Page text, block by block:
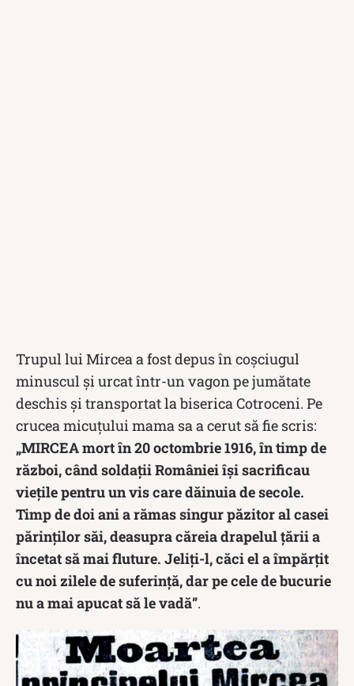
Trupul lui Mircea a fost depus în coşciugul
minuscul şi urcat într-un vagon pe jumătate
deschis şi transportat la biserica Cotroceni. Pe
crucea micuțului mama sa a cerut să fie scris:
„MIRCEA mort în 20 octombrie 1916, în timp de
război, când soldații României își sacrificau
viețile pentru un vis care dăinuia de secole.
Timp de doi ani a rămas singur păzitor al casei
părinților săi, deasupra căreia drapelul țării a
încetat să mai fluture. Jeliţi-l, căci el a împărţit
cu noi zilele de suferinţă, dar pe cele de bucurie
nu a mai apucat să le vadă”.